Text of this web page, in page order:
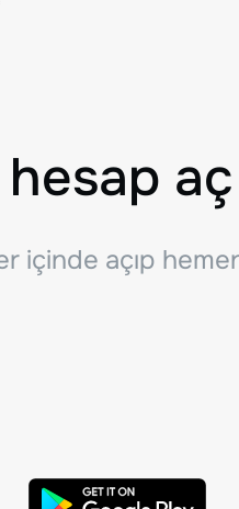
aç
içinde açıp